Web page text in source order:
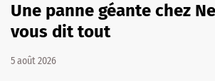
Une panne géante chez
vous dit tout
5 août 2026